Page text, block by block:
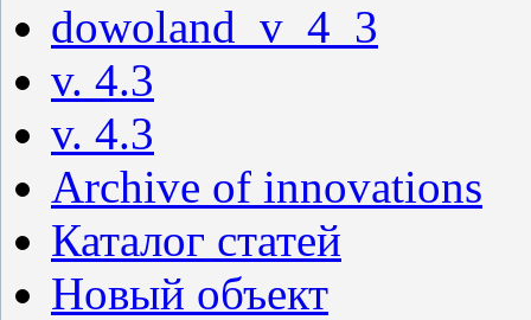
dowoland_v_4_3
v. 4.3
v. 4.3
Archive of innovations
Каталог статей
Новый объект